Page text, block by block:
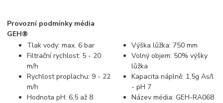
Provozní podmínky média
GEH®
Tlak vody: max. 6 bar
Filtrační rychlost: 5 - 20
m/h
Rychlost proplachu: 9 - 22
m/h
Hodnota pH: 6,5 až 8
Výška lůžka: 750 mm
Volný objem: 50% výšky
lůžka
Kapacita náplně: 1,5g As/l
- pH 7
Název média: GEH-RA068